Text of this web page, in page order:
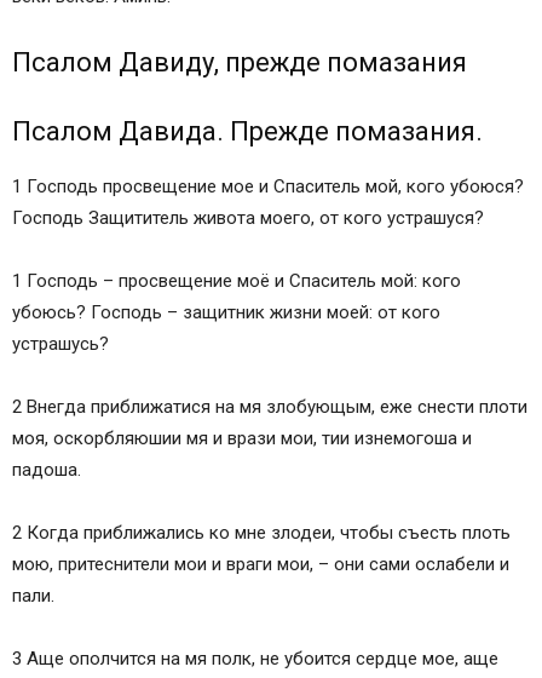
Псалом Давиду, прежде помазания
Псалом Давида. Прежде помазания.
1 Господь просвещение мое и Спаситель мой, кого убоюся?
Господь Защититель живота моего, от кого устрашуся?
1 Господь – просвещение моё и Спаситель мой: кого
убоюсь? Господь – защитник жизни моей: от кого
устрашусь?
2 Внегда приближатися на мя злобующым, еже снести плоти
моя, оскорбляюшии мя и врази мои, тии изнемогоша и
падоша.
2 Когда приближались ко мне злодеи, чтобы съесть плоть
мою, притеснители мои и враги мои, – они сами ослабели и
пали.
3 Аще ополчится на мя полк, не убоится сердце мое, аще